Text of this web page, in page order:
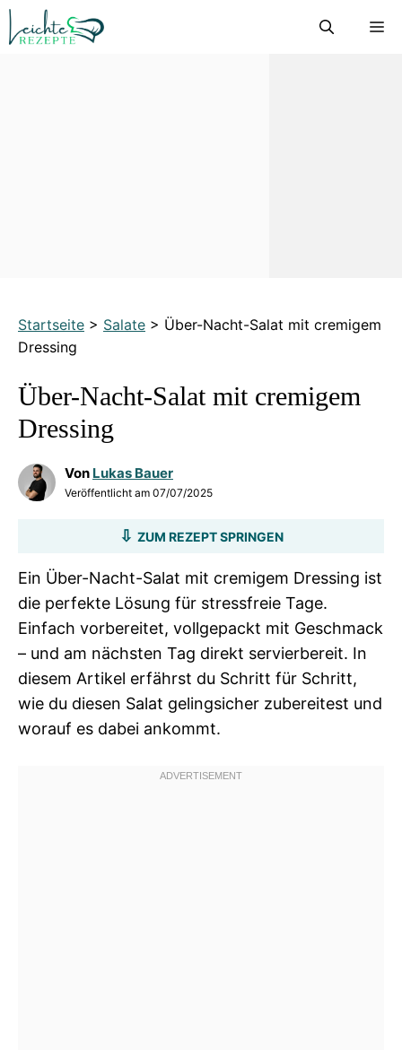
Zum
Inhalt
Startseite > Salate > Über-Nacht-Salat mit cremigem
Dressing
Über-Nacht-Salat mit cremigem
Dressing
Von Lukas Bauer
Veröffentlicht am 07/07/2025
ZUM REZEPT SPRINGEN
Ein Über-Nacht-Salat mit cremigem Dressing ist
die perfekte Lösung für stressfreie Tage.
Einfach vorbereitet, vollgepackt mit Geschmack
– und am nächsten Tag direkt servierbereit. In
diesem Artikel erfährst du Schritt für Schritt,
wie du diesen Salat gelingsicher zubereitest und
worauf es dabei ankommt.